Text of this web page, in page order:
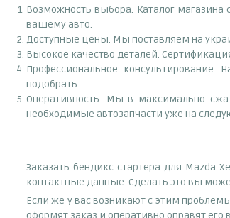
Возможность выбора. Каталог
вашему авто.
Доступные цены. Мы поставляем на
Высокое качество деталей.
Профессиональное
подобрать.
Оперативность. Мы в максимально
необходимые автозапчасти уже на
Заказать бендикс стартера для
контактные данные. Сделать это вы
Если же у вас возникают с этим
оформят заказ и оперативно оправят его